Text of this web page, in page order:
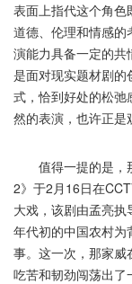
表面上指代这个角
道德、伦理和情感的
演能力具备一定的共
是面对现实题材剧的
式，恰到好处的松弛
然的表演，也许正是
值得一提的是，
2》于2月16日在
大戏，该剧由孟亮
年代初的中国农村为
事。这一次，那家威
吃苦和韧劲闯荡出了